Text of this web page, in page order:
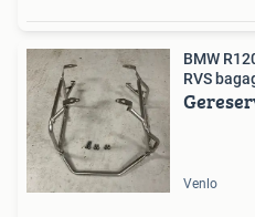
BMW
RVS
Venlo